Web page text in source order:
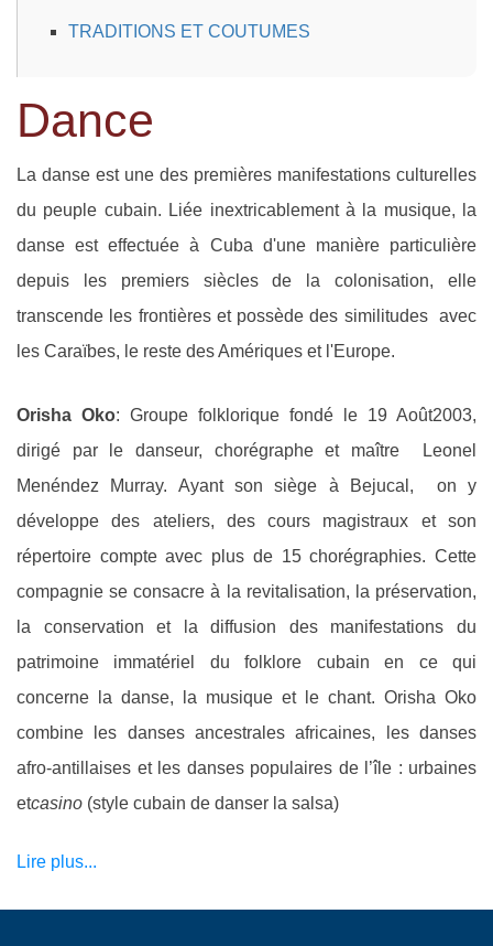
TRADITIONS ET COUTUMES
Dance
La danse est une des premières manifestations culturelles
du peuple cubain. Liée inextricablement à la musique, la
danse est effectuée à Cuba d'une manière particulière
depuis les premiers siècles de la colonisation, elle
transcende les frontières et possède des similitudes avec
les Caraïbes, le reste des Amériques et l'Europe.
Orisha Oko: Groupe folklorique fondé le 19 Août2003,
dirigé par le danseur, chorégraphe et maître Leonel
Menéndez Murray. Ayant son siège à Bejucal, on y
développe des ateliers, des cours magistraux et son
répertoire compte avec plus de 15 chorégraphies. Cette
compagnie se consacre à la revitalisation, la préservation,
la conservation et la diffusion des manifestations du
patrimoine immatériel du folklore cubain en ce qui
concerne la danse, la musique et le chant. Orisha Oko
combine les danses ancestrales africaines, les danses
afro-antillaises et les danses populaires de l’île : urbaines
etcasino (style cubain de danser la salsa)
Lire plus...